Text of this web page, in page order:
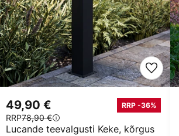
Lucande teevalgusti Keke, kõrgus
49,90 € RRP -36%
RRP78,90 €